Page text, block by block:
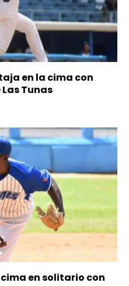
en la cima con
Tunas
en solitario con